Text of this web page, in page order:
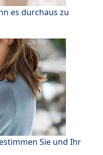
es durchaus zu
Sie und Ihr